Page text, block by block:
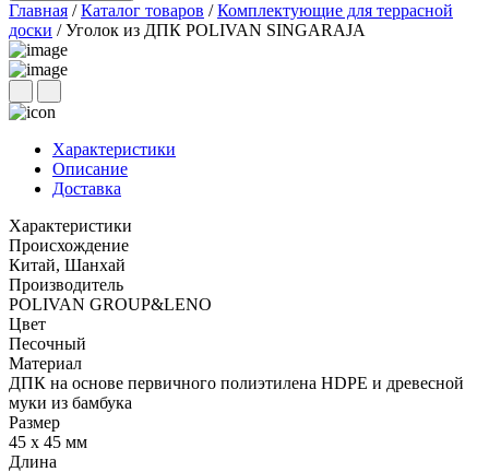
Главная / Каталог товаров / Комплектующие для террасной
доски /Уголок из ДПК POLIVAN SINGARAJA
Характеристики
Описание
Доставка
Характеристики
Происхождение
Китай, Шанхай
Производитель
POLIVAN GROUP&LENO
Цвет
Песочный
Материал
ДПК на основе первичного полиэтилена HDPE и древесной
муки из бамбука
Размер
45 х 45 мм
Длина